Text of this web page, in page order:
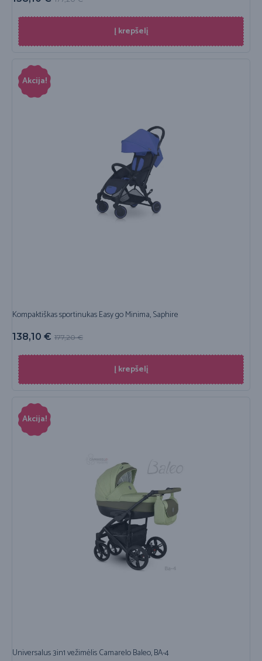
Į krepšelį
Akcija!
Kompaktiškas sportinukas Easy go Minima, Saphire
177,20€
138,10 €
Į krepšelį
Akcija!
Universalus 3in1 vežimėlis Camarelo Baleo, BA-4